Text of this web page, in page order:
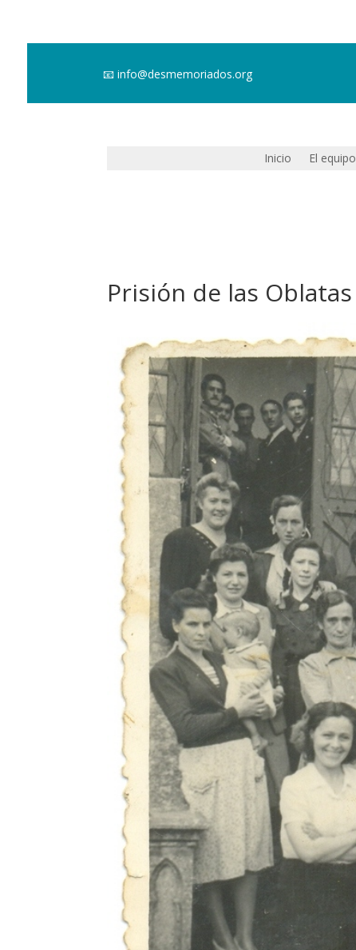
📧info@desmemoriados.org
Inicio El equipo
Prisión de las Oblatas